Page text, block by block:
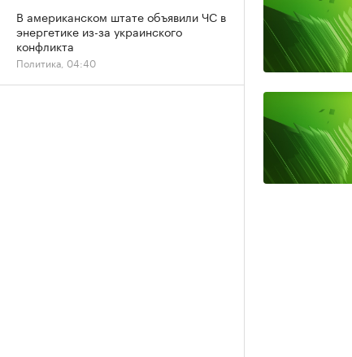
В американском штате объявили ЧС в
энергетике из-за украинского
конфликта
Политика, 04:40